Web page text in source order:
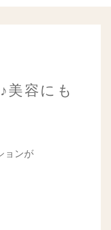
美容にも
ョンが